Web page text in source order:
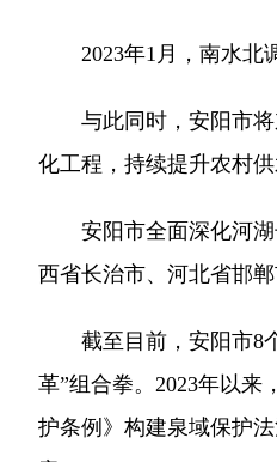
2023年1月，南水北调
与此同时，安阳市将
化工程，持续提升农村
安阳市全面深化河湖长
西省长治市、河北省邯
截至目前，安阳市8个
革”组合拳。2023年以
护条例》构建泉域保护